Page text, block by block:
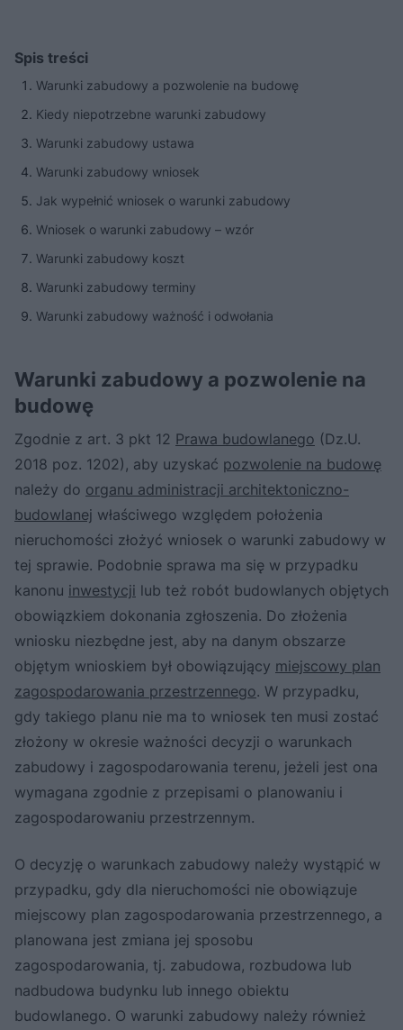
Spis treści
Warunki zabudowy a pozwolenie na budowę
Kiedy niepotrzebne warunki zabudowy
Warunki zabudowy ustawa
Warunki zabudowy wniosek
Jak wypełnić wniosek o warunki zabudowy
Wniosek o warunki zabudowy – wzór
Warunki zabudowy koszt
Warunki zabudowy terminy
Warunki zabudowy ważność i odwołania
Warunki zabudowy a pozwolenie na
budowę
Zgodnie z art. 3 pkt 12 Prawa budowlanego (Dz.U.
2018 poz. 1202), aby uzyskać pozwolenie na budowę
należy do organu administracji architektoniczno-
budowlanej właściwego względem położenia
nieruchomości złożyć wniosek o warunki zabudowy w
tej sprawie. Podobnie sprawa ma się w przypadku
kanonu inwestycji lub też robót budowlanych objętych
obowiązkiem dokonania zgłoszenia. Do złożenia
wniosku niezbędne jest, aby na danym obszarze
objętym wnioskiem był obowiązujący miejscowy plan
zagospodarowania przestrzennego. W przypadku,
gdy takiego planu nie ma to wniosek ten musi zostać
złożony w okresie ważności decyzji o warunkach
zabudowy i zagospodarowania terenu, jeżeli jest ona
wymagana zgodnie z przepisami o planowaniu i
zagospodarowaniu przestrzennym.
O decyzję o warunkach zabudowy należy wystąpić w
przypadku, gdy dla nieruchomości nie obowiązuje
miejscowy plan zagospodarowania przestrzennego, a
planowana jest zmiana jej sposobu
zagospodarowania, tj. zabudowa, rozbudowa lub
nadbudowa budynku lub innego obiektu
budowlanego. O warunki zabudowy należy również